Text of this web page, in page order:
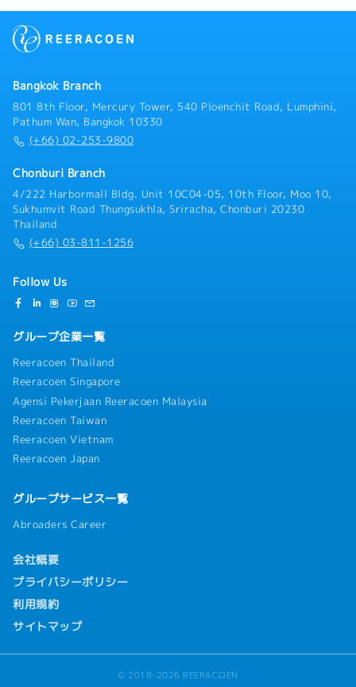
と明細書の作成・顧客に注意を払い、販売に関する苦情
Bangkok Branch
801 8th Floor, Mercury Tower, 540 Ploenchit Road, Lumphini,
Pathum Wan, Bangkok 10330
(+66) 02-253-9800
Chonburi Branch
4/222 Harbormall Bldg. Unit 10C04-05, 10th Floor, Moo 10,
Sukhumvit Road Thungsukhla, Sriracha, Chonburi 20230
Thailand
(+66) 03-811-1256
Follow Us
グループ企業一覧
Reeracoen Thailand
Reeracoen Singapore
Agensi Pekerjaan Reeracoen Malaysia
Reeracoen Taiwan
Reeracoen Vietnam
Reeracoen Japan
グループサービス一覧
Abroaders Career
会社概要
プライバシーポリシー
利用規約
サイトマップ
© 2018-2026 REERACOEN